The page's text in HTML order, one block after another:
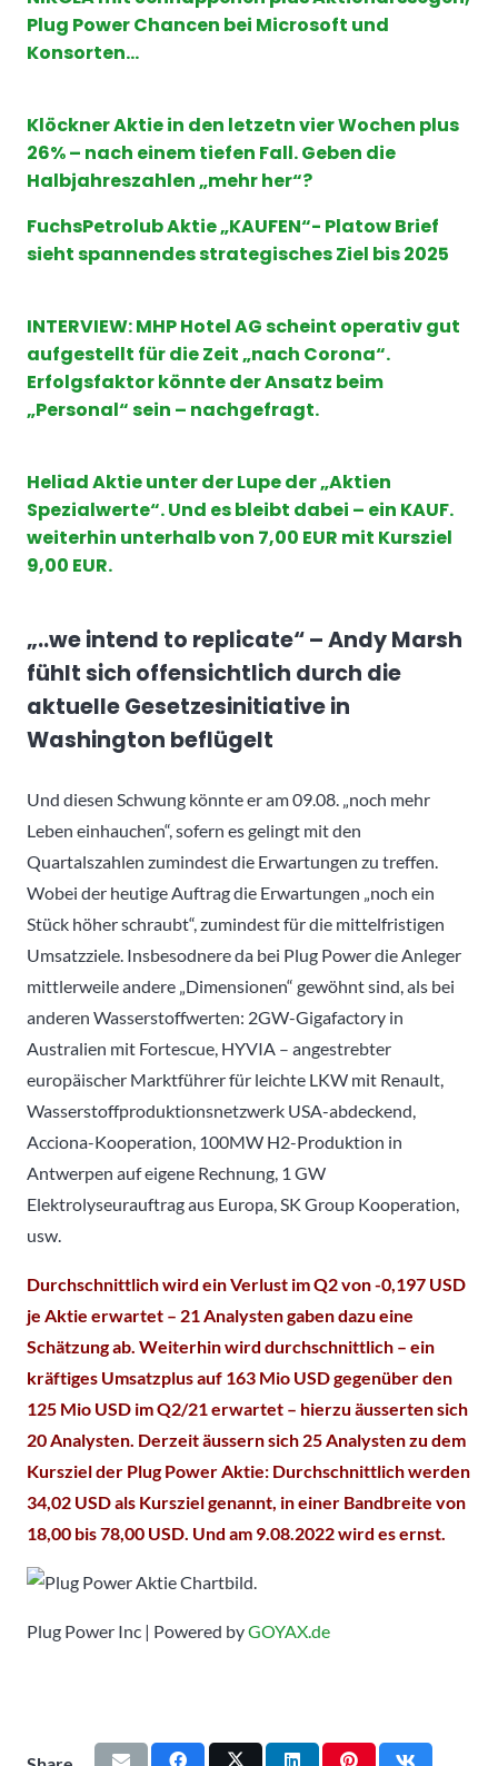
Plug Power Chancen bei Microsoft und
Konsorten…
Klöckner Aktie in den letzetn vier Wochen plus
26% – nach einem tiefen Fall. Geben die
Halbjahreszahlen „mehr her“?
FuchsPetrolub Aktie „KAUFEN“- Platow Brief
sieht spannendes strategisches Ziel bis 2025
INTERVIEW: MHP Hotel AG scheint operativ gut
aufgestellt für die Zeit „nach Corona“.
Erfolgsfaktor könnte der Ansatz beim
„Personal“ sein – nachgefragt.
Heliad Aktie unter der Lupe der „Aktien
Spezialwerte“. Und es bleibt dabei – ein KAUF.
weiterhin unterhalb von 7,00 EUR mit Kursziel
9,00 EUR.
„..we intend to replicate“ – Andy Marsh
fühlt sich offensichtlich durch die
aktuelle Gesetzesinitiative in
Washington beflügelt
Und diesen Schwung könnte er am 09.08. „noch mehr
Leben einhauchen“, sofern es gelingt mit den
Quartalszahlen zumindest die Erwartungen zu treffen.
Wobei der heutige Auftrag die Erwartungen „noch ein
Stück höher schraubt“, zumindest für die mittelfristigen
Umsatzziele. Insbesodnere da bei Plug Power die Anleger
mittlerweile andere „Dimensionen“ gewöhnt sind, als bei
anderen Wasserstoffwerten: 2GW-Gigafactory in
Australien mit Fortescue, HYVIA – angestrebter
europäischer Marktführer für leichte LKW mit Renault,
Wasserstoffproduktionsnetzwerk USA-abdeckend,
Acciona-Kooperation, 100MW H2-Produktion in
Antwerpen auf eigene Rechnung, 1 GW
Elektrolyseurauftrag aus Europa, SK Group Kooperation,
usw.
Durchschnittlich wird ein Verlust im Q2 von -0,197 USD
je Aktie erwartet – 21 Analysten gaben dazu eine
Schätzung ab. Weiterhin wird durchschnittlich – ein
kräftiges Umsatzplus auf 163 Mio USD gegenüber den
125 Mio USD im Q2/21 erwartet – hierzu äusserten sich
20 Analysten. Derzeit äussern sich 25 Analysten zu dem
Kursziel der Plug Power Aktie: Durchschnittlich werden
34,02 USD als Kursziel genannt, in einer Bandbreite von
18,00 bis 78,00 USD. Und am 9.08.2022 wird es ernst.
Plug Power Inc | Powered byGOYAX.de